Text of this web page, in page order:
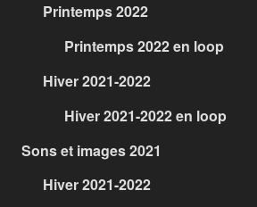
Printemps 2022
Printemps 2022 en loop
Hiver 2021-2022
Hiver 2021-2022 en loop
Sons et images 2021
Hiver 2021-2022